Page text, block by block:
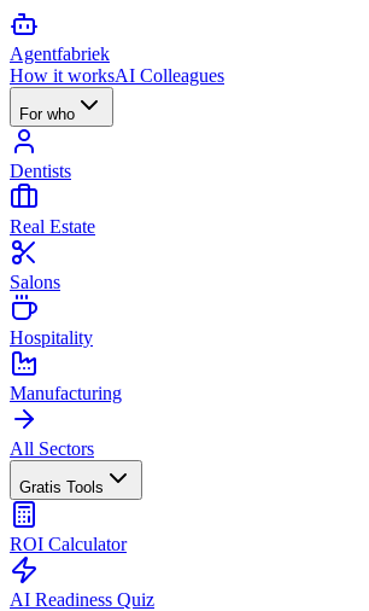
Agentfabriek
How it worksAI Colleagues
For who
Dentists
Real Estate
Salons
Hospitality
Manufacturing
All Sectors
Gratis Tools
ROI Calculator
AI Readiness Quiz